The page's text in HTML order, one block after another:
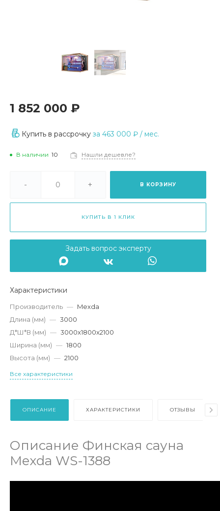
1 852 000 ₽
Купить в рассрочку за 463 000 ₽ / мес.
В наличии 10 Нашли дешевле?
- + В КОРЗИНУ
КУПИТЬ В 1 КЛИК
Задать вопрос эксперту
Характеристики
Производитель — Mexda
Длина (мм) — 3000
Д*Ш*В (мм) — 3000x1800x2100
Ширина (мм) — 1800
Высота (мм) — 2100
Все характеристики
ОПИСАНИЕ ХАРАКТЕРИСТИКИ ОТЗЫВЫ
Описание Финская сауна
Mexda WS-1388